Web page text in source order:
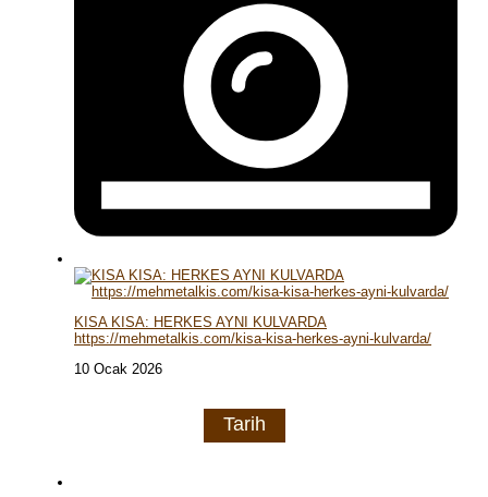
KISA KISA: HERKES AYNI KULVARDA
https://mehmetalkis.com/kisa-kisa-herkes-ayni-kulvarda/
10 Ocak 2026
Tarih